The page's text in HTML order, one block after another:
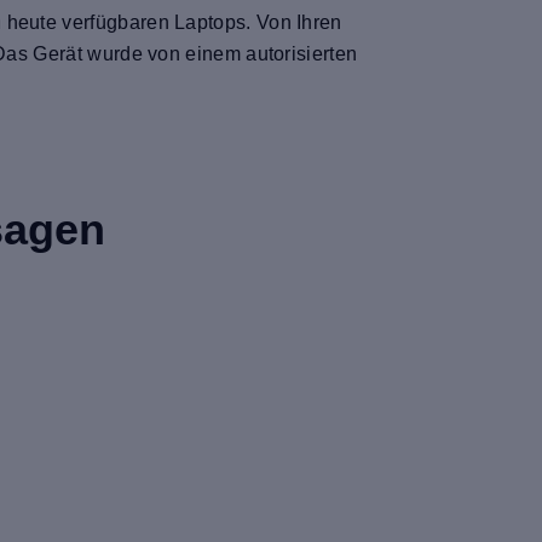
verfügbaren Laptops. Von Ihren
Gerät wurde von einem autorisierten